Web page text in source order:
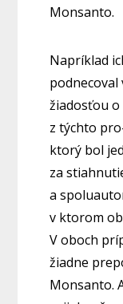
Monsanto.
Napríklad
podnecoval
žiadosťou o
z týchto
ktorý bol
za
a
v ktorom
V oboch
žiadne
Monsanto.